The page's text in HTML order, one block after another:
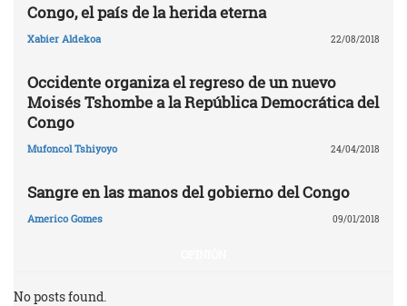
Congo, el país de la herida eterna
Xabier Aldekoa 22/08/2018
Occidente organiza el regreso de un nuevo
Moisés Tshombe a la República Democrática del
Congo
Mufoncol Tshiyoyo 24/04/2018
Sangre en las manos del gobierno del Congo
Americo Gomes 09/01/2018
No posts found.